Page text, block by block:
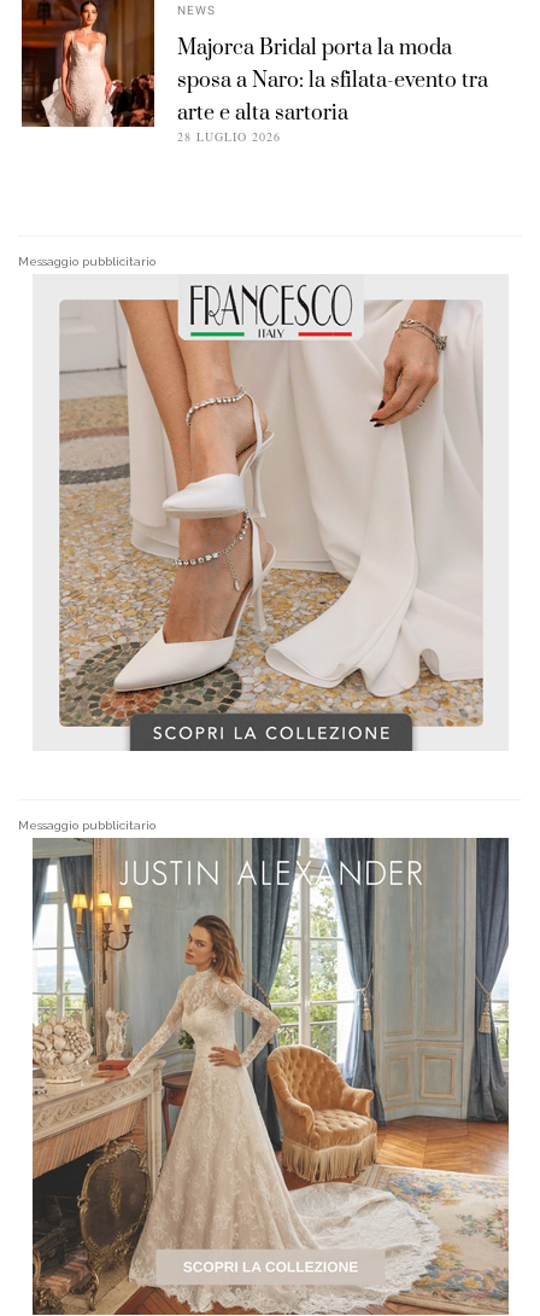
NEWS
Majorca Bridal porta la moda
sposa a Naro: la sfilata-evento tra
arte e alta sartoria
28 LUGLIO 2026
Messaggio pubblicitario
Messaggio pubblicitario